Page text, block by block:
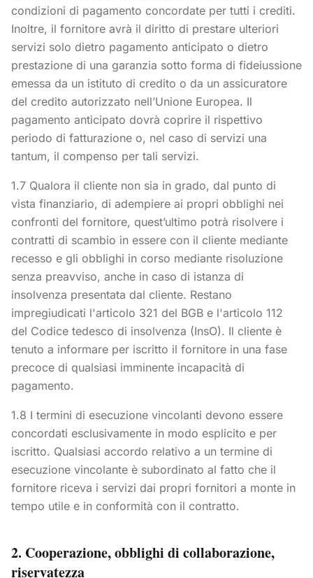
condizioni di pagamento concordate per tutti i crediti.
Inoltre, il fornitore avrà il diritto di prestare ulteriori
servizi solo dietro pagamento anticipato o dietro
prestazione di una garanzia sotto forma di fideiussione
emessa da un istituto di credito o da un assicuratore
del credito autorizzato nell’Unione Europea. Il
pagamento anticipato dovrà coprire il rispettivo
periodo di fatturazione o, nel caso di servizi una
tantum, il compenso per tali servizi.
1.7 Qualora il cliente non sia in grado, dal punto di
vista finanziario, di adempiere ai propri obblighi nei
confronti del fornitore, quest’ultimo potrà risolvere i
contratti di scambio in essere con il cliente mediante
recesso e gli obblighi in corso mediante risoluzione
senza preavviso, anche in caso di istanza di
insolvenza presentata dal cliente. Restano
impregiudicati l'articolo 321 del BGB e l'articolo 112
del Codice tedesco di insolvenza (InsO). Il cliente è
tenuto a informare per iscritto il fornitore in una fase
precoce di qualsiasi imminente incapacità di
pagamento.
1.8 I termini di esecuzione vincolanti devono essere
concordati esclusivamente in modo esplicito e per
iscritto. Qualsiasi accordo relativo a un termine di
esecuzione vincolante è subordinato al fatto che il
fornitore riceva i servizi dai propri fornitori a monte in
tempo utile e in conformità con il contratto.
2. Cooperazione, obblighi di collaborazione,
riservatezza